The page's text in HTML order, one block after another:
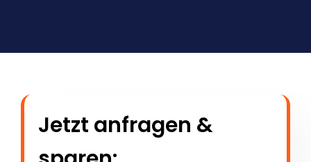
Jetzt anfragen &